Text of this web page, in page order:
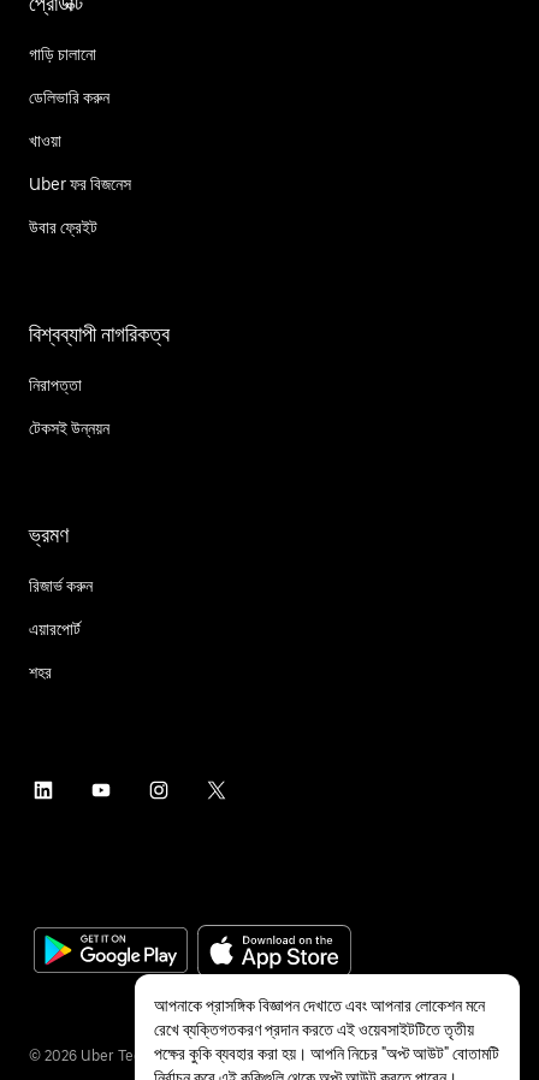
গাড়ি চালানো
ডেলিভারি করুন
খাওয়া
Uber ফর বিজনেস
উবার ফ্রেইট
বিশ্বব্যাপী নাগরিকত্ব
নিরাপত্তা
টেকসই উন্নয়ন
ভ্রমণ
রিজার্ভ করুন
এয়ারপোর্ট
শহর
© 2026 Uber Technologies Inc.
আপনাকে প্রাসঙ্গিক বিজ্ঞাপন দেখাতে এবং আপনার লোকেশন মনে
রেখে ব্যক্তিগতকরণ প্রদান করতে এই ওয়েবসাইটটিতে তৃতীয়
পক্ষের কুকি ব্যবহার করা হয়। আপনি নিচের "অপ্ট আউট" বোতামটি